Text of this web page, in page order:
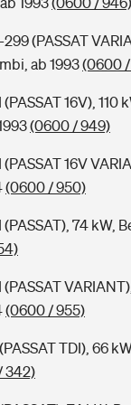
(PASSAT
ab 1993(0600
16V), 110
(0600 / 949)
16V
(0600 / 950)
(PASSAT), 74 kW,
(0600 / 955)
TDI), 66
342)